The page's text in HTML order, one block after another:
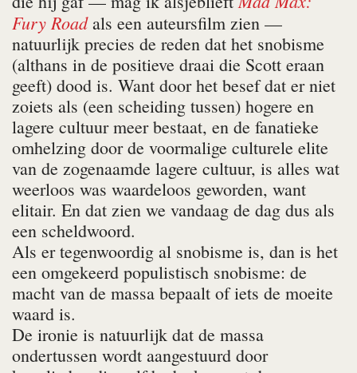
Fury Roadals een auteursfilm zien —
natuurlijk precies de reden dat het snobisme
(althans in de positieve draai die Scott eraan
geeft) dood is. Want door het besef dat er niet
zoiets als (een scheiding tussen) hogere en
lagere cultuur meer bestaat, en de fanatieke
omhelzing door de voormalige culturele elite
van de zogenaam­­de lagere cultuur, is alles wat
weerloos was waardeloos geworden, want
elitair. En dat zien we vandaag de dag dus als
een scheldwoord.
Als er tegenwoordig al snobisme is, dan is het
een omgekeerd populistisch snobisme: de
macht van de massa bepaalt of iets de moeite
waard is.
De ironie is natuurlijk dat de massa
ondertussen wordt aangestuurd door